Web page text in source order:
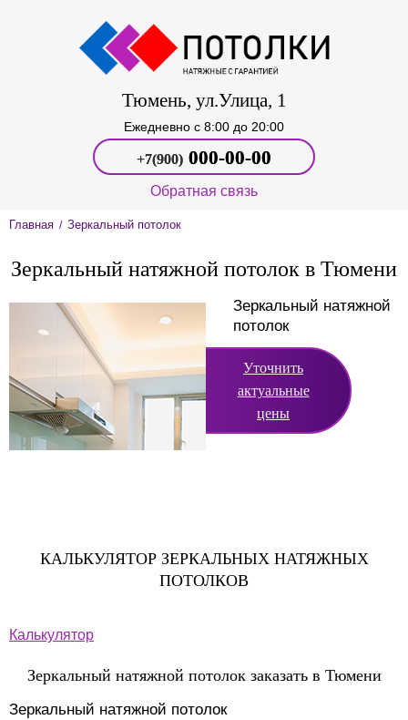
Тюмень, ул.Улица, 1
Ежедневно c 8:00 до 20:00
+7(900) 000‑00-00
Обратная связь
Главная / Зеркальный потолок
Зеркальный натяжной потолок в Тюмени
Зеркальный натяжной
потолок
Уточнить
актуальные
цены
КАЛЬКУЛЯТОР ЗЕРКАЛЬНЫХ НАТЯЖНЫХ
ПОТОЛКОВ
Калькулятор
Зеркальный натяжной потолок заказать в Тюмени
Зеркальный натяжной потолок